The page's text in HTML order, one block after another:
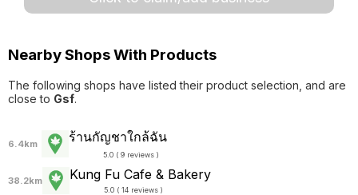
Nearby Shops With Products
The following shops have listed their product selection, and are
close to Gsf.
6.4km ร้านกัญชาใกล้ฉัน
5.0 ( 9 reviews )
38.2km Kung Fu Cafe & Bakery
5.0 ( 14 reviews )